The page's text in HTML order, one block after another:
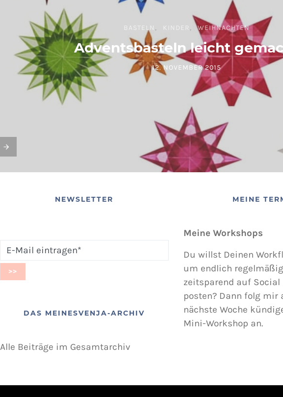
BASTELN KINDER WEIHNACHTEN
Adventsbasteln leicht
POSTED ON
12. NOVEMBER 2015
NEWSLETTER
DAS MEINESVENJA-ARCHIV
Alle Beiträge im Gesamtarchiv
MEINE
Meine Workshops
Du willst Deinen
um endlich
zeitsparend auf Social
posten? Dann folg mir
nächste Woche
Mini-Workshop an.